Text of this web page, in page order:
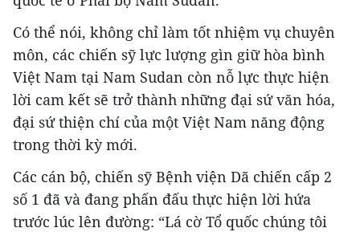
Có thể nói, không chỉ làm tốt nhiệm vụ chuyên
môn, các chiến sỹ lực lượng gìn giữ hòa bình
Việt Nam tại Nam Sudan còn nỗ lực thực hiện
lời cam kết sẽ trở thành những đại sứ văn hóa,
đại sứ thiện chí của một Việt Nam năng động
trong thời kỳ mới.
Các cán bộ, chiến sỹ Bệnh viện Dã chiến cấp 2
số 1 đã và đang phấn đấu thực hiện lời hứa
trước lúc lên đường: “Lá cờ Tổ quốc chúng tôi